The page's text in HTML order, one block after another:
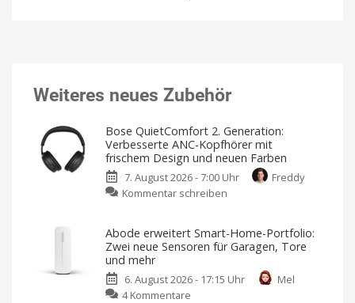
Weiteres neues Zubehör
Bose QuietComfort 2. Generation:
Verbesserte ANC-Kopfhörer mit
frischem Design und neuen Farben
7. August 2026 - 7:00 Uhr
Freddy
Kommentar schreiben
2.
Generation:
Verbesserte
ANC-
Abode erweitert Smart-Home-Portfolio:
Zwei neue Sensoren für Garagen, Tore
und mehr
6. August 2026 - 17:15 Uhr
Mel
4 Kommentare